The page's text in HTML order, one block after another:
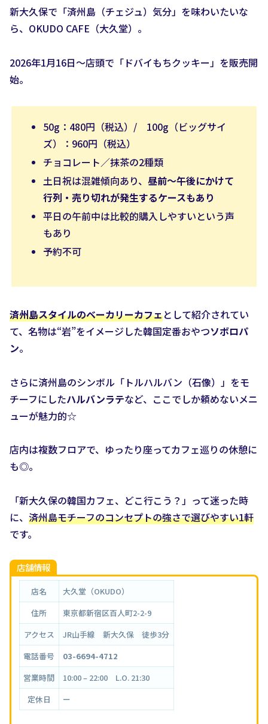
新大久保で「済州島（チェジュ）気分」を味わいたいな
ら、OKUDO CAFE（大久堂）。
2026年1月16日〜店頭で「ドバイもちクッキー」を販売開
始。
50g：480円（税込）/ 100g（ビッグサイ
ズ）：960円（税込）
チョコレート／抹茶の2種類
土日祝は混雑傾向あり、昼前〜午後にかけて
行列・売り切れが発生するケースもあり
平日の午前中は比較的購入しやすいという声
もあり
予約不可
済州島スタイルのベーカリーカフェとして紹介されてい
て、名物は“岩”をイメージした韓国定番おやつソボロパ
ン。
さらに済州島のシンボル「トルハルバン（石像）」をモ
チーフにしたハルバンラテなど、ここでしか頼めないメニ
ューが魅力的☆
店内は複数フロアで、ゆったり座ってカフェ巡りの休憩に
も◎。
「新大久保の韓国カフェ、どこ行こう？」って迷った時
に、 済州島モチーフのコンセプトの強さで選びやすい1軒
です。
店舗情報
店名
大久堂（OKUDO）
住所
東京都新宿区百人町2-2-9
アクセス
JR山手線 新大久保 徒歩3分
電話番号
03-6694-4712
営業時間
10:00 – 22:00 L.O. 21:30
定休日
ー